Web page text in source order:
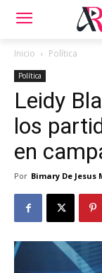
Inicio Política
Política
Leidy
los
en
Por Bimary De Jesus